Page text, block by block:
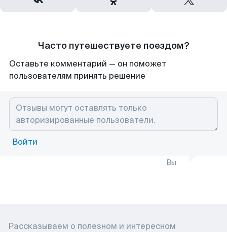
Часто путешествуете поездом?
Оставьте комментарий — он поможет
пользователям принять решение
Войти
Вы
Рассказываем о полезном и интересном